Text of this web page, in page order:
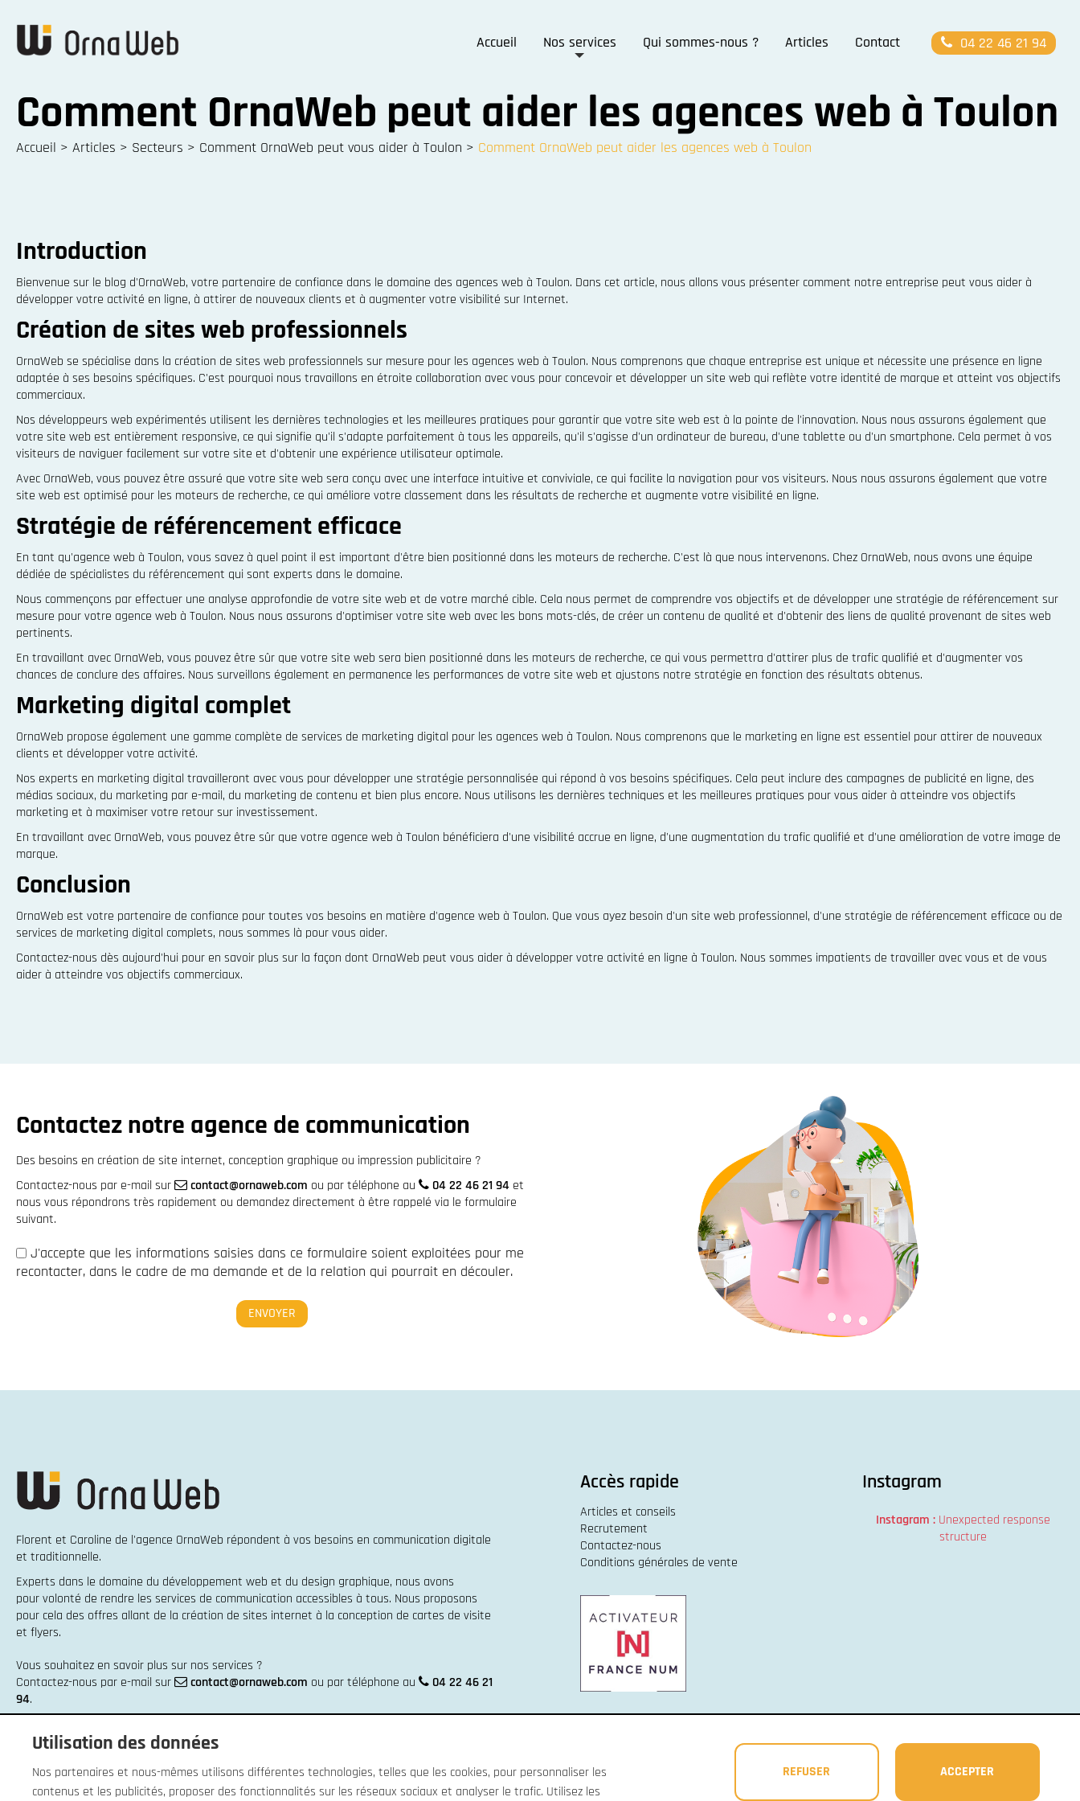
Accueil Nos services Qui sommes-nous ? Articles Contact 04 22 46 21 94
Comment OrnaWeb peut aider les agences web à Toulon
Accueil > Articles > Secteurs > Comment OrnaWeb peut vous aider à Toulon > Comment OrnaWeb peut aider les agences web à Toulon
Introduction
Bienvenue sur le blog d'OrnaWeb, votre partenaire de confiance dans le domaine des agences web à Toulon. Dans cet article, nous allons vous présenter comment notre entreprise peut vous aider à
développer votre activité en ligne, à attirer de nouveaux clients et à augmenter votre visibilité sur Internet.
Création de sites web professionnels
OrnaWeb se spécialise dans la création de sites web professionnels sur mesure pour les agences web à Toulon. Nous comprenons que chaque entreprise est unique et nécessite une présence en ligne
adaptée à ses besoins spécifiques. C'est pourquoi nous travaillons en étroite collaboration avec vous pour concevoir et développer un site web qui reflète votre identité de marque et atteint vos objectifs
commerciaux.
Nos développeurs web expérimentés utilisent les dernières technologies et les meilleures pratiques pour garantir que votre site web est à la pointe de l'innovation. Nous nous assurons également que
votre site web est entièrement responsive, ce qui signifie qu'il s'adapte parfaitement à tous les appareils, qu'il s'agisse d'un ordinateur de bureau, d'une tablette ou d'un smartphone. Cela permet à vos
visiteurs de naviguer facilement sur votre site et d'obtenir une expérience utilisateur optimale.
Avec OrnaWeb, vous pouvez être assuré que votre site web sera conçu avec une interface intuitive et conviviale, ce qui facilite la navigation pour vos visiteurs. Nous nous assurons également que votre
site web est optimisé pour les moteurs de recherche, ce qui améliore votre classement dans les résultats de recherche et augmente votre visibilité en ligne.
Stratégie de référencement efficace
En tant qu'agence web à Toulon, vous savez à quel point il est important d'être bien positionné dans les moteurs de recherche. C'est là que nous intervenons. Chez OrnaWeb, nous avons une équipe
dédiée de spécialistes du référencement qui sont experts dans le domaine.
Nous commençons par effectuer une analyse approfondie de votre site web et de votre marché cible. Cela nous permet de comprendre vos objectifs et de développer une stratégie de référencement sur
mesure pour votre agence web à Toulon. Nous nous assurons d'optimiser votre site web avec les bons mots-clés, de créer un contenu de qualité et d'obtenir des liens de qualité provenant de sites web
pertinents.
En travaillant avec OrnaWeb, vous pouvez être sûr que votre site web sera bien positionné dans les moteurs de recherche, ce qui vous permettra d'attirer plus de trafic qualifié et d'augmenter vos
chances de conclure des affaires. Nous surveillons également en permanence les performances de votre site web et ajustons notre stratégie en fonction des résultats obtenus.
Marketing digital complet
OrnaWeb propose également une gamme complète de services de marketing digital pour les agences web à Toulon. Nous comprenons que le marketing en ligne est essentiel pour attirer de nouveaux
clients et développer votre activité.
Nos experts en marketing digital travailleront avec vous pour développer une stratégie personnalisée qui répond à vos besoins spécifiques. Cela peut inclure des campagnes de publicité en ligne, des
médias sociaux, du marketing par e-mail, du marketing de contenu et bien plus encore. Nous utilisons les dernières techniques et les meilleures pratiques pour vous aider à atteindre vos objectifs
marketing et à maximiser votre retour sur investissement.
En travaillant avec OrnaWeb, vous pouvez être sûr que votre agence web à Toulon bénéficiera d'une visibilité accrue en ligne, d'une augmentation du trafic qualifié et d'une amélioration de votre image de
marque.
Conclusion
OrnaWeb est votre partenaire de confiance pour toutes vos besoins en matière d'agence web à Toulon. Que vous ayez besoin d'un site web professionnel, d'une stratégie de référencement efficace ou de
services de marketing digital complets, nous sommes là pour vous aider.
Contactez-nous dès aujourd'hui pour en savoir plus sur la façon dont OrnaWeb peut vous aider à développer votre activité en ligne à Toulon. Nous sommes impatients de travailler avec vous et de vous
aider à atteindre vos objectifs commerciaux.
Contactez notre agence de communication
Des besoins en création de site internet, conception graphique ou impression publicitaire ?
Contactez-nous par e-mail sur
contact@ornaweb.com ou par téléphone au 04 22 46 21 94 et
nous vous répondrons très rapidement ou demandez directement à être rappelé via le formulaire
suivant.
J'accepte que les informations saisies dans ce formulaire soient exploitées pour me
recontacter, dans le cadre de ma demande et de la relation qui pourrait en découler.
Florent et Caroline de l'agence OrnaWeb répondent à vos besoins en communication digitale
et traditionnelle.
Experts dans le domaine du développement web et du design graphique, nous avons
pour volonté de rendre les services de communication accessibles à tous. Nous proposons
pour cela des offres allant de la création de sites internet à la conception de cartes de visite
et flyers.
Vous souhaitez en savoir plus sur nos services ?
Contactez-nous par e-mail sur
contact@ornaweb.com ou par téléphone au
04 22 46 21
94.
Accès rapide
Articles et conseils
Recrutement
Contactez-nous
Conditions générales de vente
Instagram
Instagram : Unexpected response
structure
Utilisation des données
Nos partenaires et nous-mêmes utilisons différentes technologies, telles que les cookies, pour personnaliser les
contenus et les publicités, proposer des fonctionnalités sur les réseaux sociaux et analyser le trafic. Utilisez les
REFUSER ACCEPTER